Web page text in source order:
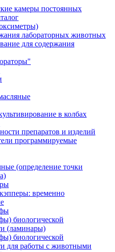
камеры постоянных
лабораторных животных
для содержания
в колбах
препаратов и изделий
программируемые
(определение точки
временно
биологической
(ламинары)
биологической
для работы с животными